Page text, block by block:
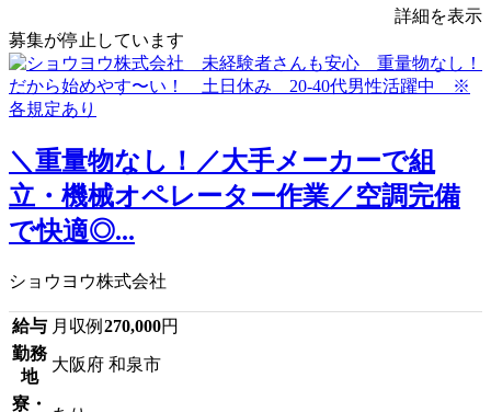
詳細を表示
募集が停止しています
＼重量物なし！／大手メーカーで組
立・機械オペレーター作業／空調完備
で快適◎...
ショウヨウ株式会社
給与 月収例 270,000円
勤務
地
大阪府 和泉市
寮・